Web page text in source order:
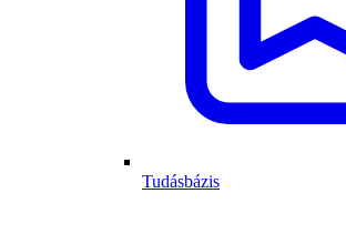
Tudásbázis